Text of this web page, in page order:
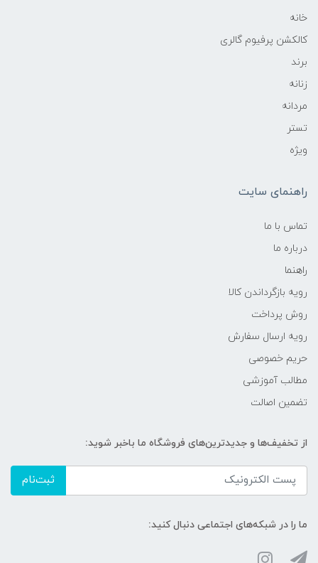
خانه
کالکشن پرفیوم گالری
برند
زنانه
مردانه
تستر
ویژه
راهنمای سایت
تماس با ما
درباره ما
راهنما
رویه‌ بازگرداندن کالا
روش پرداخت
رویه ارسال سفارش
حریم خصوصی
مطالب آموزشی
تضمین اصالت
از تخفیف‌ها و جدیدترین‌های فروشگاه ما باخبر شوید:
ثبت‌نام
ما را در شبکه‌های اجتماعی دنبال کنید: